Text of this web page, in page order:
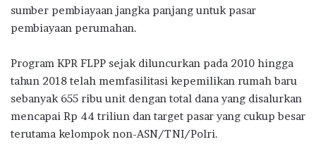
sumber pembiayaan jangka panjang untuk pasar
pembiayaan perumahan.
Program KPR FLPP sejak diluncurkan pada 2010 hingga
tahun 2018 telah memfasilitasi kepemilikan rumah baru
sebanyak 655 ribu unit dengan total dana yang disalurkan
mencapai Rp 44 triliun dan target pasar yang cukup besar
terutama kelompok non-ASN/TNI/Polri.